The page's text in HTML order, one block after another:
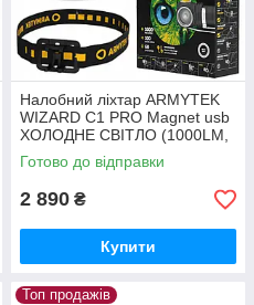
Налобний ліхтар ARMYTEK
WIZARD C1 PRO Magnet usb
ХОЛОДНЕ СВІТЛО (1000LM,
5000K Samsung White LED,
900mAh 18350)
Готово до відправки
2 890 ₴
Купити
Топ продажів